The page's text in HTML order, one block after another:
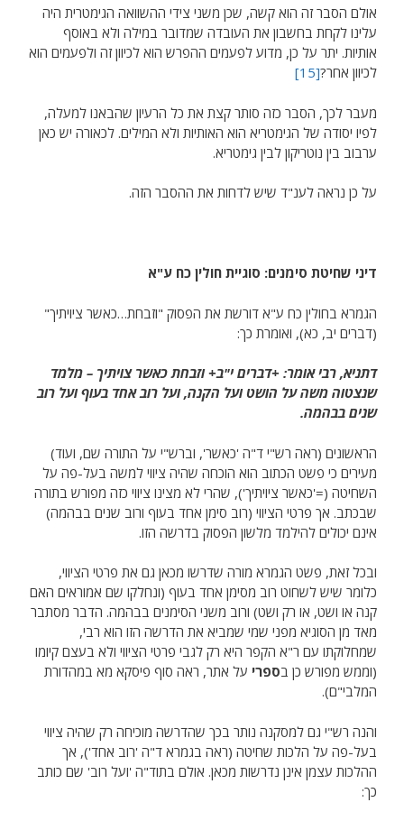
אולם הסבר זה הוא קשה, שכן משני צידי ההשוואה הגימטרית היה
עלינו לקחת בחשבון את העובדה שמדובר במילה ולא באוסף
אותיות. יתר על כן, מדוע לפעמים ההפרש הוא לכיוון זה ולפעמים הוא
לכיוון אחר?[15]
מעבר לכך, הסבר כזה סותר קצת את כל הרעיון שהבאנו למעלה,
לפיו יסודה של הגימטריא הוא האותיות ולא המילים. לכאורה יש כאן
ערבוב בין נוטריקון לבין גימטריא.
על כן נראה לענ"ד שיש לדחות את ההסבר הזה.
דיני שחיטת סימנים: סוגיית חולין כח ע"א
הגמרא בחולין כח ע"א דורשת את הפסוק "וזבחת…כאשר ציויתיך"
(דברים יב, כא), ואומרת כך:
דתניא, רבי אומר: +דברים י"ב+ וזבחת כאשר צויתיך – מלמד
שנצטוה משה על הושט ועל הקנה, ועל רוב אחד בעוף ועל רוב
שנים בבהמה.
הראשונים (ראה רש"י ד"ה 'כאשר', וברש"י על התורה שם, ועוד)
מעירים כי פשט הכתוב הוא הוכחה שהיה ציווי למשה בעל-פה על
השחיטה (='כאשר ציויתיך'), שהרי לא מצינו ציווי כזה מפורש בתורה
שבכתב. אך פרטי הציווי (רוב סימן אחד בעוף ורוב שנים בבהמה)
אינם יכולים להילמד מלשון הפסוק בדרשה הזו.
ובכל זאת, פשט הגמרא מורה שדרשו מכאן גם את פרטי הציווי,
כלומר שיש לשחוט רוב מסימן אחד בעוף (ונחלקו שם אמוראים האם
קנה או ושט, או רק ושט) ורוב משני הסימנים בבהמה. הדבר מסתבר
מאד מן הסוגיא מפני שמי שמביא את הדרשה הזו הוא רבי,
שמחלוקתו עם ר"א הקפר היא רק לגבי פרטי הציווי ולא בעצם קיומו
(וממש מפורש כן בספרי על אתר, ראה סוף פיסקא מא במהדורת
המלבי"ם).
והנה רש"י גם למסקנה נותר בכך שהדרשה מוכיחה רק שהיה ציווי
בעל-פה על הלכות שחיטה (ראה בגמרא ד"ה 'רוב אחד'), אך
ההלכות עצמן אינן נדרשות מכאן. אולם בתוד"ה 'ועל רוב' שם כותב
כך: